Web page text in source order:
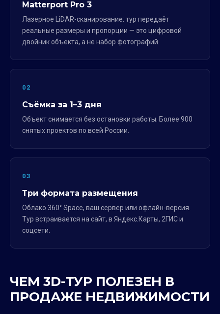
Matterport Pro 3
Лазерное LiDAR-сканирование: тур передаёт
реальные размеры и пропорции — это цифровой
двойник объекта, а не набор фотографий.
02
Съёмка за 1–3 дня
Объект снимается без остановки работы. Более 900
снятых проектов по всей России.
03
Три формата размещения
Облако 360° Space, ваш сервер или офлайн-версия.
Тур встраивается на сайт, в Яндекс.Карты, 2ГИС и
соцсети.
ЧЕМ 3D-ТУР ПОЛЕЗЕН В
ПРОДАЖЕ НЕДВИЖИМОСТИ